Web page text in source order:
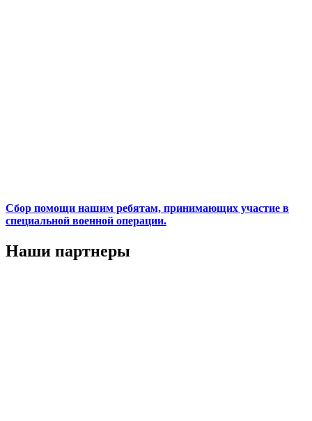
Сбор помощи нашим ребятам, принимающих участие в
специальной военной операции.
Наши партнеры